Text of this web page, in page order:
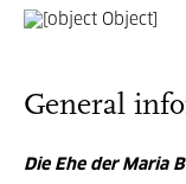
General
Die Ehe der Maria